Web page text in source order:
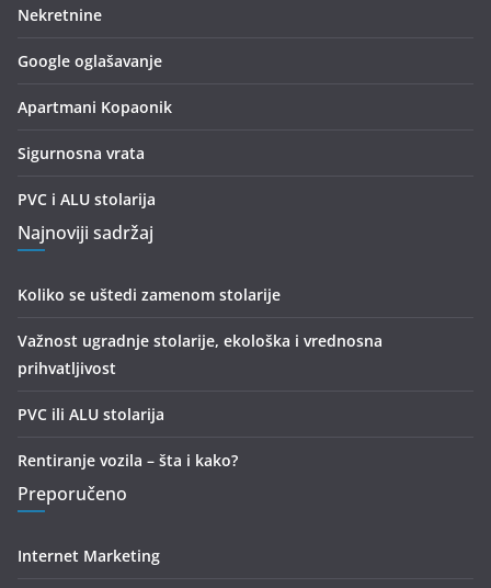
Nekretnine
Google oglašavanje
Apartmani Kopaonik
Sigurnosna vrata
PVC i ALU stolarija
Najnoviji sadržaj
Koliko se uštedi zamenom stolarije
Važnost ugradnje stolarije, ekološka i vrednosna
prihvatljivost
PVC ili ALU stolarija
Rentiranje vozila – šta i kako?
Preporučeno
Internet Marketing